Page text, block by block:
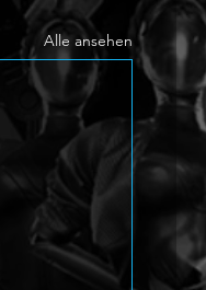
Alle ansehen